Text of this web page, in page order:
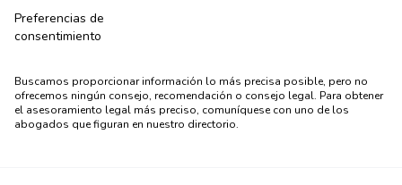
Preferencias de
consentimiento
Buscamos proporcionar información lo más precisa posible, pero no
ofrecemos ningún consejo, recomendación o consejo legal. Para obtener
el asesoramiento legal más preciso, comuníquese con uno de los
abogados que figuran en nuestro directorio.